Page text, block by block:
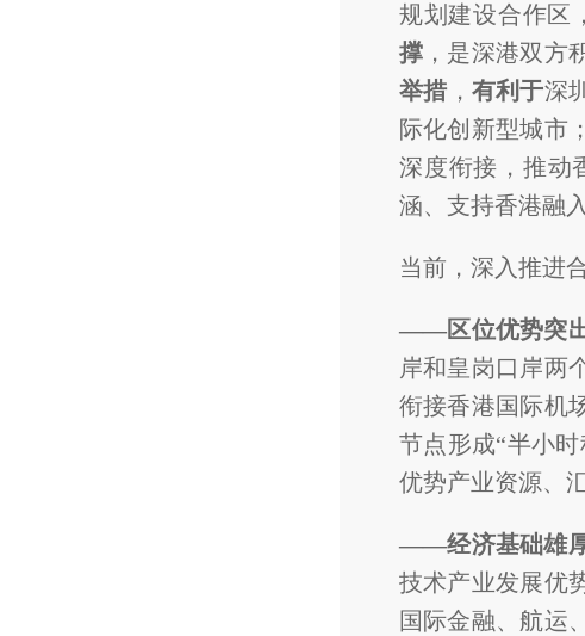
规划建设合作区
撑 ，是深港双方
举措， 有利于深
际化创新型城市；
深度衔接，推动
涵、支持香港融
当前，深入推进
——区位优势突出
岸和皇岗口岸两
衔接香港国际机
节点形成“半小
优势产业资源、
——经济基础雄厚
技术产业发展优
国际金融、航运